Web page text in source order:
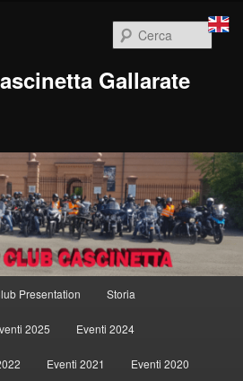
Gallarate
Cerca
Presentation Storia
2025 Eventi 2024
Eventi 2021 Eventi 2020